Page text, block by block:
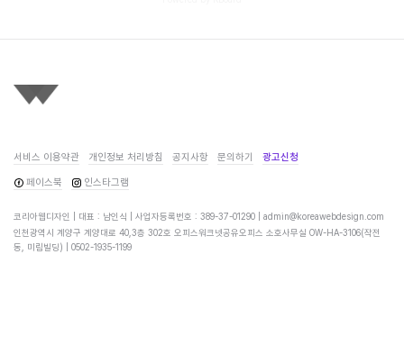
서비스 이용약관 개인정보 처리방침 공지사항 문의하기 광고신청
페이스북 인스타그램
코리아웹디자인 | 대표 : 남인식 | 사업자등록번호 : 389-37-01290 | admin@koreawebdesign.com
인천광역시 계양구 계양대로 40,3층 302호 오피스워크넷공유오피스 소호사무실 OW-HA-3106(작전
동, 미림빌딩) | 0502-1935-1199